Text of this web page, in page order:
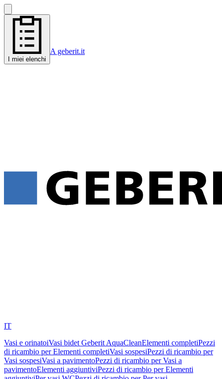
I miei elenchi
A geberit.it
IT
Vasi e orinatoiVasi bidet Geberit AquaCleanElementi completiPezzi
di ricambio per Elementi completiVasi sospesiPezzi di ricambio per
Vasi sospesiVasi a pavimentoPezzi di ricambio per Vasi a
pavimentoElementi aggiuntiviPezzi di ricambio per Elementi